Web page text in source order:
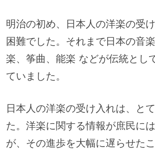
明治の初め、日本人の洋楽の受
困難でした。それまで日本の音
楽、筝曲、能楽 などが伝統とし
ていました。
日本人の洋楽の受け入れは、と
た。洋楽に関する情報が庶民に
が、その進歩を大幅に遅らせた